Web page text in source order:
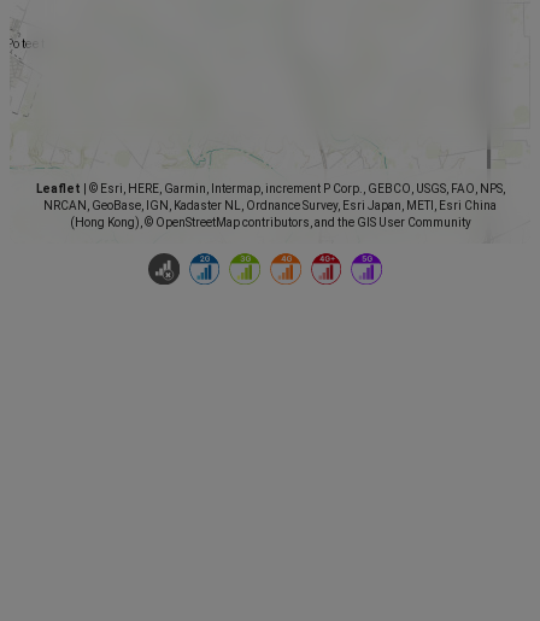
Leaflet
© Esri, HERE, Garmin, Intermap, increment P Corp., GEBCO, USGS, FAO, NPS,
NRCAN, GeoBase, IGN, Kadaster NL, Ordnance Survey, Esri Japan, METI, Esri China
(Hong Kong), © OpenStreetMap contributors, and the GIS User Community